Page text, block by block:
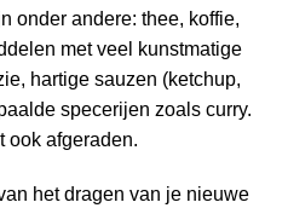
onder andere: thee, koffie,
met veel kunstmatige
hartige sauzen (ketchup,
specerijen zoals curry.
ook afgeraden.
het dragen van je nieuwe